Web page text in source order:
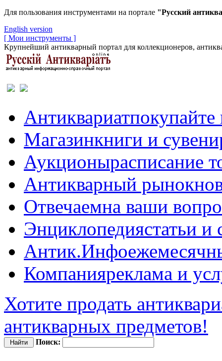
Для пользования инструментами на портале "Русский
English version
[ Мои инструменты ]
Крупнейший антикварный портал для коллекционеров,
Антиквариатпокупайте
Магазинкниги и
Аукционырасписание
Антикварный рынок
Отвечаемна ваши
Энциклопедиястатьи и
Антик.Инфо
Компанияреклама и
Хотите продать
антикварных предметов!
Поиск: